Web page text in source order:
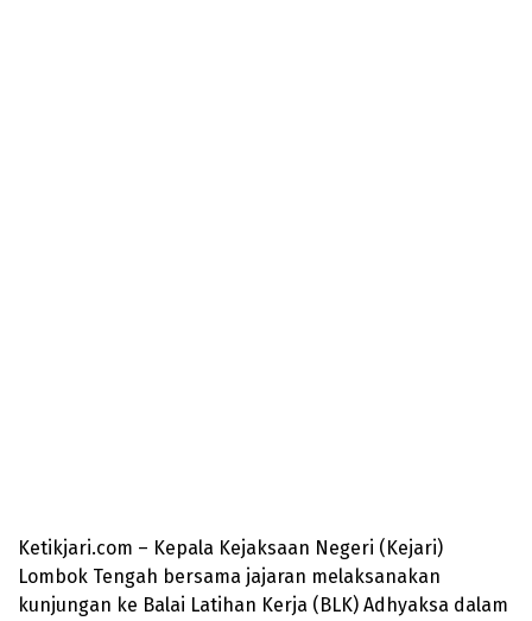
Ketikjari.com – Kepala Kejaksaan Negeri (Kejari)
Lombok Tengah bersama jajaran melaksanakan
kunjungan ke Balai Latihan Kerja (BLK) Adhyaksa dalam